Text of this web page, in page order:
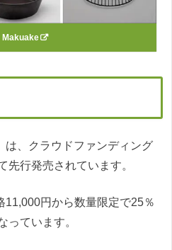
Makuake
は、クラウドファンディング
先行発売されています。
11,000円から数量限定で25％
っています。